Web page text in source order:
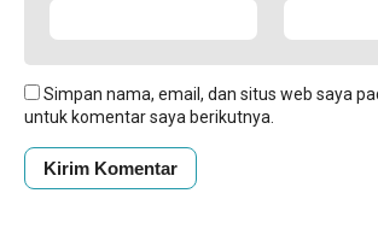
Simpan nama, email, dan situs web saya
untuk komentar saya berikutnya.